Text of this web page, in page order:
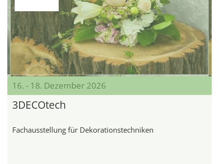
16. - 18. Dezember 2026
3DECOtech
Fachausstellung für Dekorationstechniken